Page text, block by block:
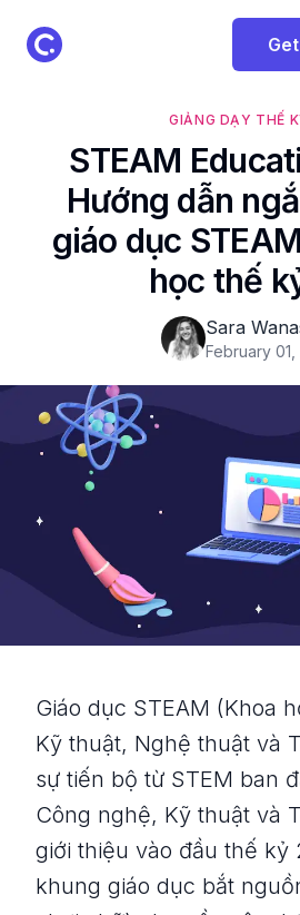
ClassPoint Logo
GIẢNG DẠY THẾ
STEAM
Hướng dẫn
giáo dục
học thế
Sara
February
Giáo dục STEAM (Khoa
Kỹ thuật, Nghệ thuật và
sự tiến bộ từ STEM ban
Công nghệ, Kỹ thuật và
giới thiệu vào đầu thế kỷ
khung giáo dục bắt